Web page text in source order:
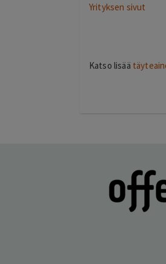
Yrityksen sivut
Katso lisää